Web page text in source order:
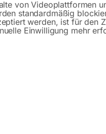
2560T 4XL
von Videoplattformen
standardmäßig
werden, ist für den
Einwilligung mehr